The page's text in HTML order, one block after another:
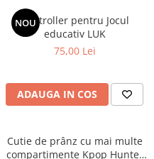
NOU
Controller pentru Jocul
educativ LUK
75,00 Lei
ADAUGA IN COS
Cutie de prânz cu mai multe
compartimente Kpop Hunter